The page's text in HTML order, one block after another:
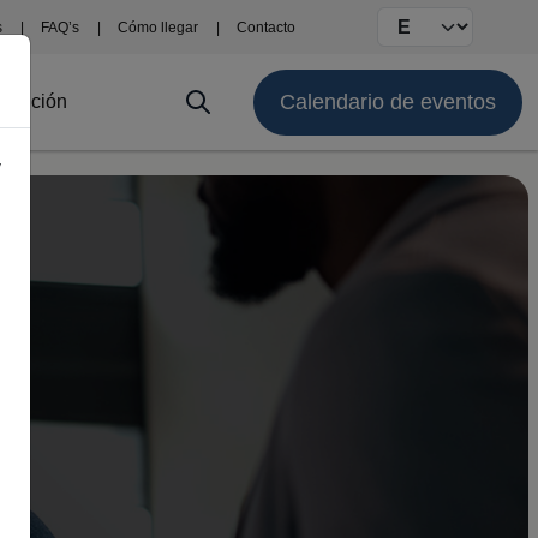
FAQ’s Cómo llegar Contacto Select your
Calendario de eventos